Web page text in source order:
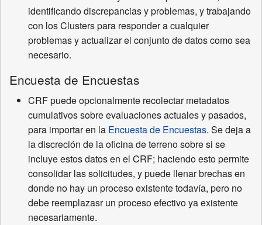
identificando discrepancias y problemas, y trabajando
con los Clusters para responder a cualquier
problemas y actualizar el conjunto de datos como sea
necesario.
Encuesta de Encuestas
CRF puede opcionalmente recolectar metadatos
cumulativos sobre evaluaciones actuales y pasados,
para importar en la Encuesta de Encuestas. Se deja a
la discreción de la oficina de terreno sobre si se
incluye estos datos en el CRF; haciendo esto permite
consolidar las solicitudes, y puede llenar brechas en
donde no hay un proceso existente todavía, pero no
debe reemplazasr un proceso efectivo ya existente
necesariamente.